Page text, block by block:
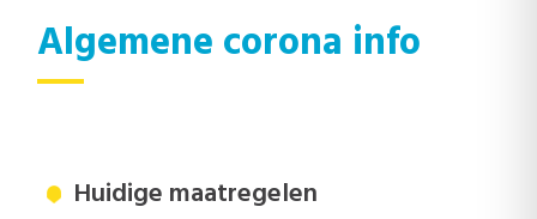
Algemene corona info
Huidige maatregelen